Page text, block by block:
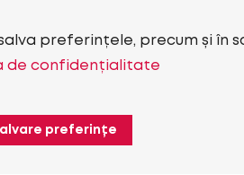
preferințele, precum și în
de confidențialitate
preferințe